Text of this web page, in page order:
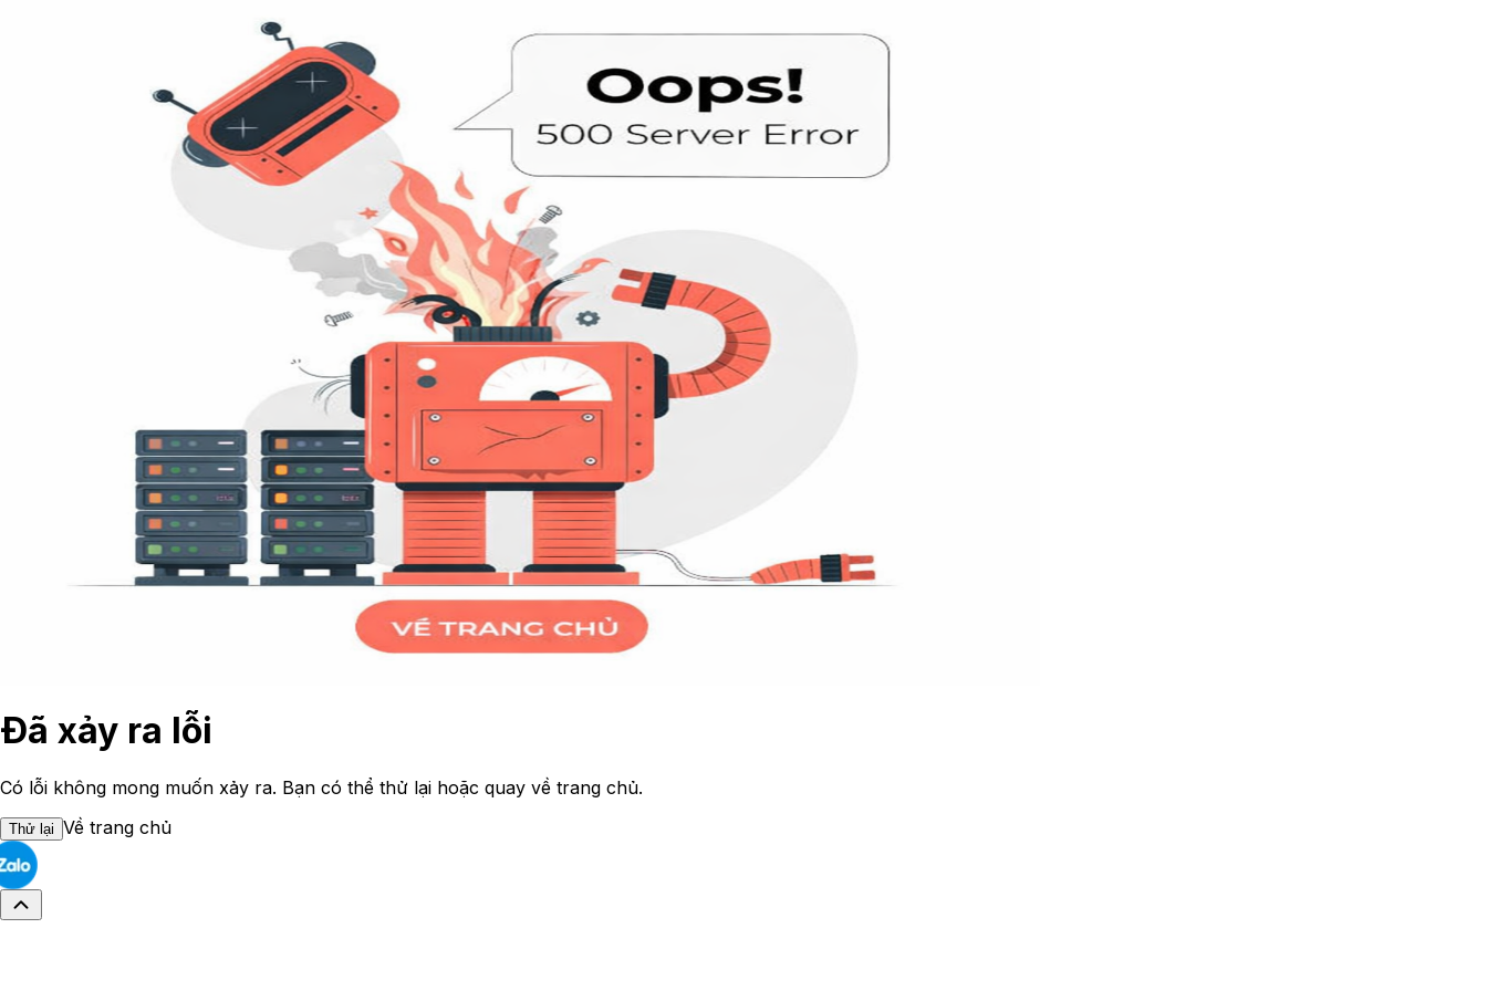
Đã xảy ra lỗi
Có lỗi không mong muốn xảy ra. Bạn có thể thử lại hoặc quay về trang chủ.
Thử lại Về trang chủ